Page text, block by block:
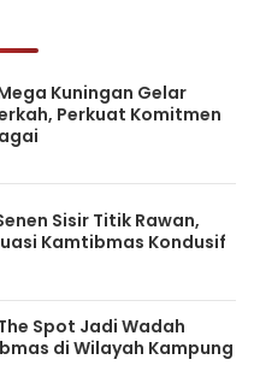
Kuningan Gelar
Perkuat Komitmen
Sisir Titik Rawan,
Kamtibmas Kondusif
Spot Jadi Wadah
di Wilayah Kampung